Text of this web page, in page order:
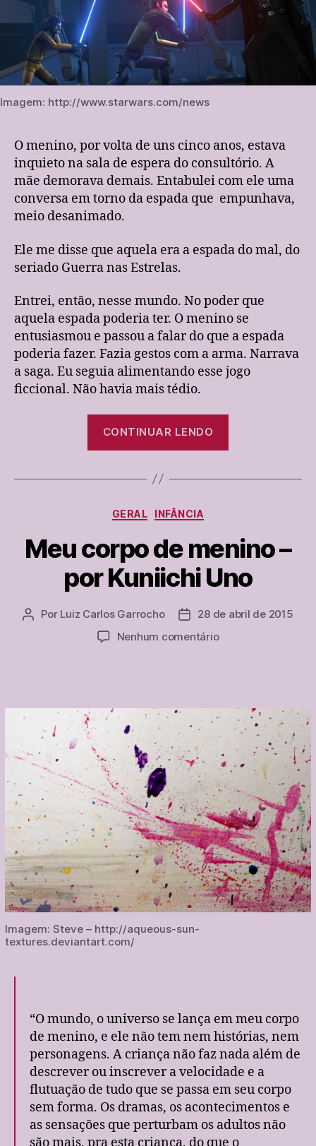
Imagem: http://www.starwars.com/news
O menino, por volta de uns cinco anos, estava
inquieto na sala de espera do consultório. A
mãe demorava demais. Entabulei com ele uma
conversa em torno da espada que empunhava,
meio desanimado.
Ele me disse que aquela era a espada do mal, do
seriado Guerra nas Estrelas.
Entrei, então, nesse mundo. No poder que
aquela espada poderia ter. O menino se
entusiasmou e passou a falar do que a espada
poderia fazer. Fazia gestos com a arma. Narrava
a saga. Eu seguia alimentando esse jogo
ficcional. Não havia mais tédio.
CONTINUAR LENDO
e
Categorias
GERAL INFÂNCIA
Meu corpo de menino –
por Kuniichi Uno
Autor
Por Luiz Carlos Garrocho
Data28 de abril de 2015
Nenhum comentárioem
–
por
Kuniichi
Uno
Imagem: Steve – http://aqueous-sun-
textures.deviantart.com/
“O mundo, o universo se lança em meu corpo
de menino, e ele não tem nem histórias, nem
personagens. A criança não faz nada além de
descrever ou inscrever a velocidade e a
flutuação de tudo que se passa em seu corpo
sem forma. Os dramas, os acontecimentos e
as sensações que perturbam os adultos não